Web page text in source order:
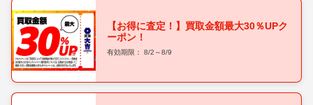
【お得に査定！】買取金額最大30％UPク
ーポン！
有効期限： 8/2～8/9